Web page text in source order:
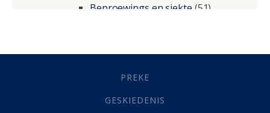
Beproewings en siekte(51)
Geestelike Groei(10)
(21)
Grys Areas(4)
PREKE
GESKIEDENIS